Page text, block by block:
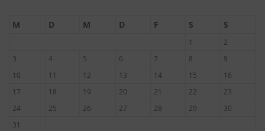
M D M D F S S
1
2
3
4 5 6 7 8
9
10
11 12 13 14 15
16
17
18 19 20 21 22
23
24
25 26 27 28 29
30
31